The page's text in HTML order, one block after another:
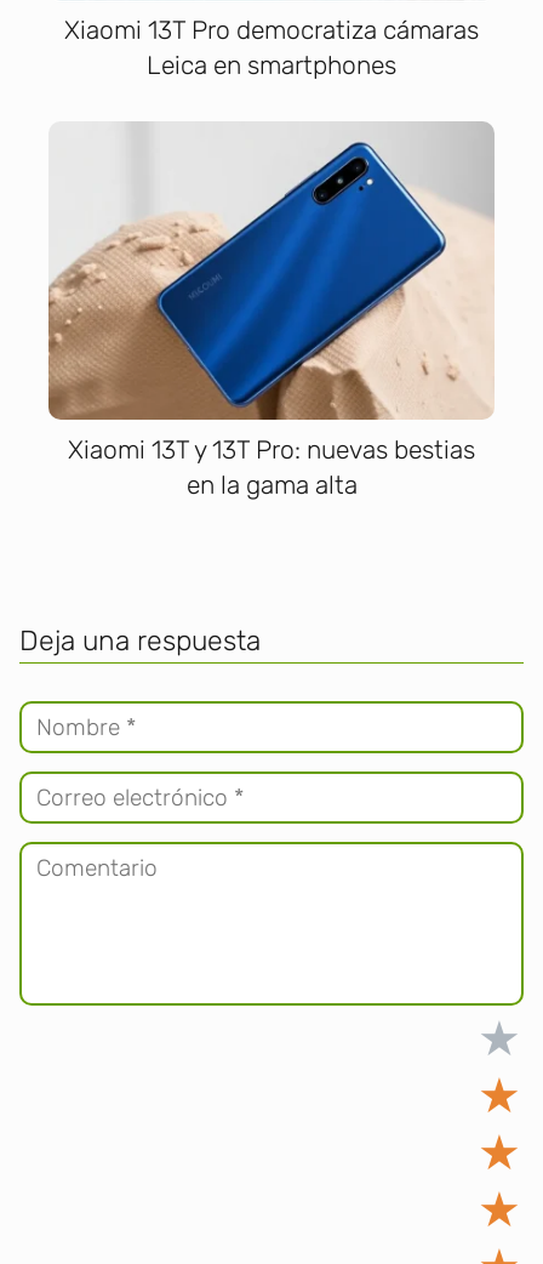
Xiaomi 13T Pro democratiza cámaras
Leica en smartphones
Xiaomi 13T y 13T Pro: nuevas bestias
en la gama alta
Deja una respuesta
★
★
★
★